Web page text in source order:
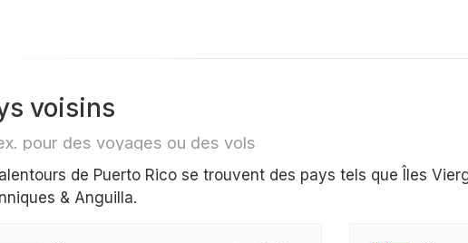
voisins
pour des voyages ou des vols
de Puerto Rico se trouvent des pays tels que Îles
& Anguilla.